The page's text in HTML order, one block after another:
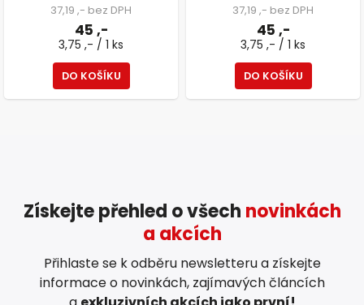
37,19 ,- bez DPH
45 ,-
3,75 ,- / 1 ks
DO KOŠÍKU
37,19 ,- bez DPH
45 ,-
3,75 ,- / 1 ks
DO KOŠÍKU
Získejte přehled o všech novinkách
a akcích
Přihlaste se k odběru newsletteru a získejte
informace o novinkách, zajímavých článcích